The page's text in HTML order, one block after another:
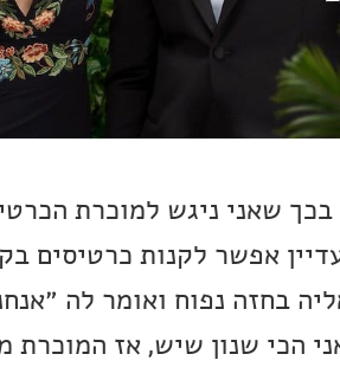
שאני ניגש למוכרת
אפשר לקנות כרטיסים
בחזה נפוח ואומר לה
הכי שנון שיש, אז המוכרת